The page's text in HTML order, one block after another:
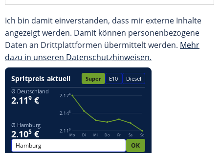
Ich bin damit einverstanden, dass mir externe Inhalte
angezeigt werden. Damit können personenbezogene
Daten an Drittplattformen übermittelt werden. Mehr
dazu in unseren Datenschutzhinweisen.